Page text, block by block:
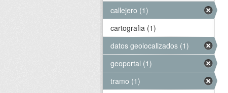
callejero (1)
cartografia (1)
datos geolocalizados (1)
geoportal (1)
tramo (1)